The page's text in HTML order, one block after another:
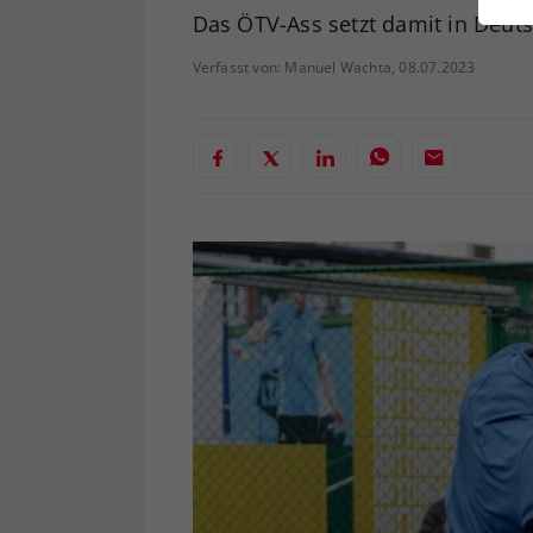
Das ÖTV-Ass setzt damit in
Verfasst von: Manuel Wachta, 08.07.2023